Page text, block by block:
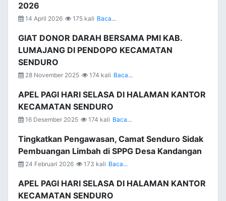
2026
14 April 2026 175 kali Baca...
GIAT DONOR DARAH BERSAMA PMI KAB.
LUMAJANG DI PENDOPO KECAMATAN
SENDURO
28 November 2025 174 kali Baca...
APEL PAGI HARI SELASA DI HALAMAN KANTOR
KECAMATAN SENDURO
16 Desember 2025 174 kali Baca...
Tingkatkan Pengawasan, Camat Senduro Sidak
Pembuangan Limbah di SPPG Desa Kandangan
24 Februari 2026 173 kali Baca...
APEL PAGI HARI SELASA DI HALAMAN KANTOR
KECAMATAN SENDURO